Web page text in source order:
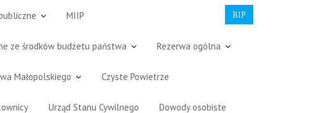
BIP
MIIP
ze środków budżetu państwa Rezerwa ogólna
Małopolskiego Czyste Powietrze
Urząd Stanu Cywilnego Dowody osobiste